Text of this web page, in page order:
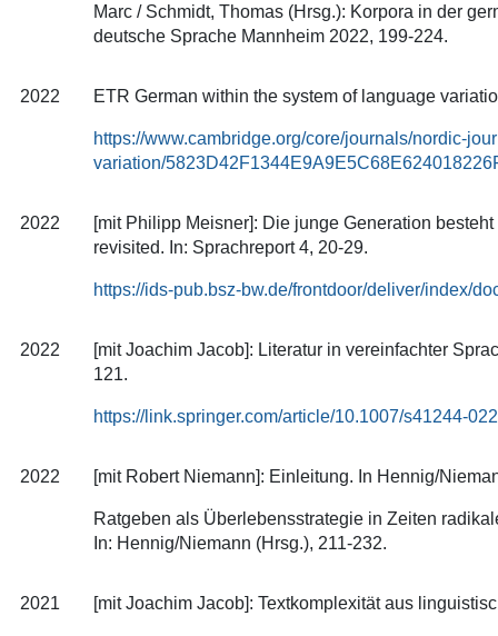
Marc / Schmidt, Thomas (Hrsg.): Korpora in der
deutsche Sprache Mannheim 2022, 199-224.
2022 ETR German within the system of language
https://www.cambridge.org/core/journals/nordic-
variation/
2022
[mit Philipp Meisner]: Die junge Generation
revisited. In: Sprachreport 4, 20-29.
https://ids-pub.bsz-bw.de/frontdoor/deliver/index/
2022
[mit Joachim Jacob]: Literatur in vereinfachter
121.
https://link.springer.com/article/10.1007/s41244-
2022 [mit Robert Niemann]: Einleitung. In Hennig/
Ratgeben als Überlebensstrategie in Zeiten
In: Hennig/Niemann (Hrsg.), 211-232.
2021 [mit Joachim Jacob]: Textkomplexität aus